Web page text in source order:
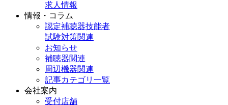
求人情報
情報・コラム
認定補聴器技能者
試験対策関連
お知らせ
補聴器関連
周辺機器関連
記事カテゴリ一覧
会社案内
受付店舗